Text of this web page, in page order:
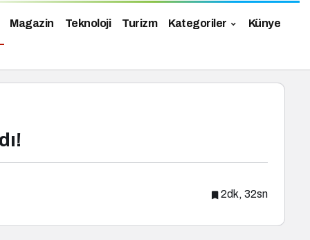
Magazin Teknoloji Turizm Kategoriler Künye
2dk, 32sn